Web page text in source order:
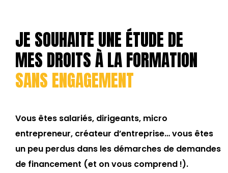
JE SOUHAITE UNE ÉTUDE DE
MES DROITS À LA FORMATION
SANS ENGAGEMENT
Vous êtes salariés, dirigeants, micro
entrepreneur, créateur d’entreprise… vous êtes
un peu perdus dans les démarches de demandes
de financement (et on vous comprend !).